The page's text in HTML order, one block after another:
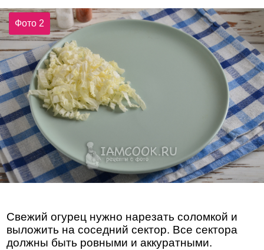
Фото 2
Свежий огурец нужно нарезать соломкой и
выложить на соседний сектор. Все сектора
должны быть ровными и аккуратными.